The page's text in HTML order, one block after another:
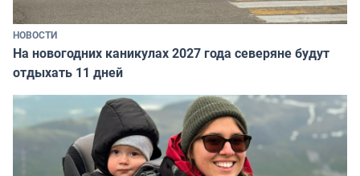
НОВОСТИ
На новогодних каникулах 2027 года северяне будут
отдыхать 11 дней